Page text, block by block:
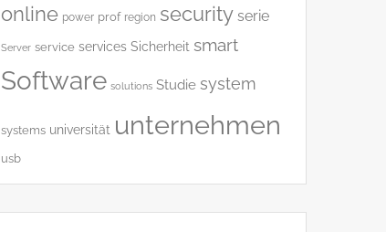
online power prof region security serie
Server service services Sicherheit smart
Software solutions Studie system
systems universität unternehmen
usb